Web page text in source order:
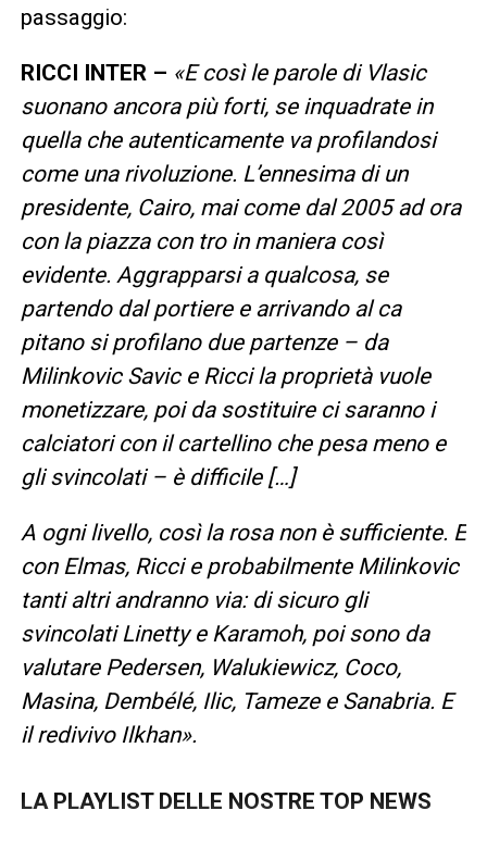
passaggio:
RICCI INTER – «E così le parole di Vlasic
suonano ancora più forti, se inquadrate in
quella che autenticamente va profilandosi
come una rivoluzione. L’ennesima di un
presidente, Cairo, mai come dal 2005 ad ora
con la piazza con tro in maniera così
evidente. Aggrapparsi a qualcosa, se
partendo dal portiere e arrivando al ca
pitano si profilano due partenze – da
Milinkovic Savic e Ricci la proprietà vuole
monetizzare, poi da sostituire ci saranno i
calciatori con il cartellino che pesa meno e
gli svincolati – è difficile […]
A ogni livello, così la rosa non è sufficiente. E
con Elmas, Ricci e probabilmente Milinkovic
tanti altri andranno via: di sicuro gli
svincolati Linetty e Karamoh, poi sono da
valutare Pedersen, Walukiewicz, Coco,
Masina, Dembélé, Ilic, Tameze e Sanabria. E
il redivivo Ilkhan».
LA PLAYLIST DELLE NOSTRE TOP NEWS